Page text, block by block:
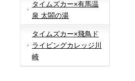
タイムズカー×有馬温
泉 太閤の湯
タイムズカー×飛鳥ド
ライビングカレッジ川
崎